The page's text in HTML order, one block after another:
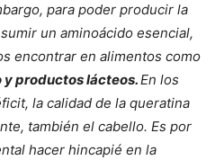
para poder producir la
un aminoácido esencial,
encontrar en alimentos como
y productos lácteos.En los
la calidad de la queratina
también el cabello. Es por
hacer hincapié en la